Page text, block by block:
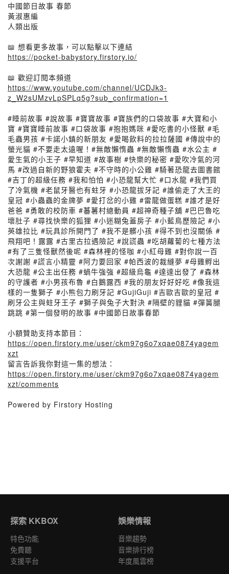
中國節日故事 春節
黃淑惠編
人類出版
📖 想看更多故事，可以點擊以下連結
https://pocket-babystory.firstory.io/
📖 歡迎訂閱本頻道
https://www.youtube.com/channel/UCDJk3-
z_W2sUMzvLpSPLq5g?sub_confirmation=1
#睡前故事 #說故事 #寶寶故事 #寶族們的口袋故事 #大寶和小
寶 #寶寶睡前故事 #口袋故事 #抱抱媽咪 #愛吃書的小怪獸 #毛
毛蟲男孩 #卡諾小鎮的新朋友 #愛喝飲料的拉拉薩國 #傳說中的
螢光貓 #不要走太遠喔！#無敵懶惰蟲 #無敵懶惰蟲 #水公主 #
愛生氣的小王子 #早知道 #故事樹 #快樂的秘密 #愛吹冷氣的河
馬 #改過自新的野狼霍夫 #不守時的小公雞 #騎著恐龍去圖書館
#吉丁的超級任務 #我和怕怕 #小恐龍幫大忙 #口水龍 #我們買
了冷氣機 #老鼠牙醫也有蛀牙 #小恐龍拔牙記 #誰偷走了大王的
皇冠 #小蟲蟲的金牌夢 #愛打岔的小雞 #雷龍做蛋糕 #誰才是好
爸爸 #勇敢的校防車 #蕃薯村總動員 #超神奇種子舖 #巴巴魯吃
壞肚子 #尋找快樂的狐狸 #小迷糊兔蓋房子 #小藍鳥歷險記 #小
英雄拉比 #玩具診所開門了 #我不是髒小孩 #得不到也沒關係 #
飛翔吧！露露 #古里古拉遇險記 #說謊蟲 #吃胡蘿蔔的七種方法
#有了三隻怪獸然後呢 #森林裡的怪咖 #小紅母雞 #對你說一百
次謝謝 #謊言小精靈 #阿力要回家 #帕西波的裁縫夢 #母雞孵出
大恐龍 #公主出任務 #蝸牛強強 #超級烏龜 #達達出發了 #森林
的守護者 #小男孩布魯 #白鵝露西 #我的朋友好好好吃 #像我這
樣的一隻獅子 #小熊包力刷牙記 #GujiGuji #吉歐吉歐的皇冠 #
刷牙公主與蛀牙王子 #獅子與兔子大對決 #隔壁的貍貓 #彈簧腿
跳跳 #第一個發明的故事 #中國節日故事春節
小額贊助支持本節目：
https://open.firstory.me/user/ckm97g6o7xqae0874yagem
xzt
留言告訴我你對這一集的想法：
https://open.firstory.me/user/ckm97g6o7xqae0874yagem
xzt/comments
Powered by Firstory Hosting
探索 KKBOX
特色功能
免費聽
支援平台
娛樂情報
音樂趨勢
音樂排行榜
年度風雲榜